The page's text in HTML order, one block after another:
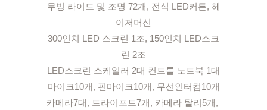
무빙 라이드 및 조명 72개, 전식 LED커튼, 헤
이저머신
300인치 LED 스크린 1조, 150인치 LED스크
린 2조
LED스크린 스케일러 2대 컨트롤 노트북 1대
마이크10개, 핀마이크10개, 무선인터컴10개
카메라7대, 트라이포트7개, 카메라 탈리5개,